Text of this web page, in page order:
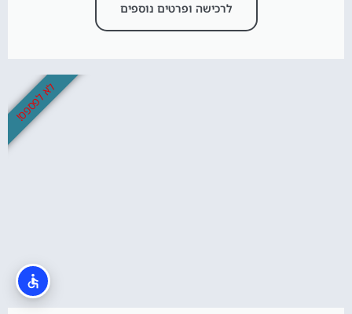
לרכישה ופרטים נוספים
לא לפספס!